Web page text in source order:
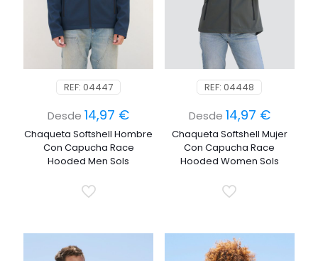
REF: 04447
Desde14,97 €
Chaqueta Softshell Hombre
Con Capucha Race
Hooded Men Sols
REF: 04448
Desde 14,97 €
Chaqueta Softshell Mujer
Con Capucha Race
Hooded Women Sols